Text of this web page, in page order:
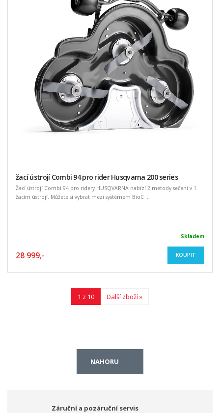
žací ústrojí Combi 94 pro rider Husqvarna 200 series
Žací ústrojí Combi 94 pro ridery HUSQVARNA nabízí 2 metody sečení v 1
žacím ústrojí. Můžete si vybrat mezi systémem BioC ...
Skladem
28 999,- KOUPIT
1 z 10 Další zboží »
NAHORU
Záruční a pozáruční servis